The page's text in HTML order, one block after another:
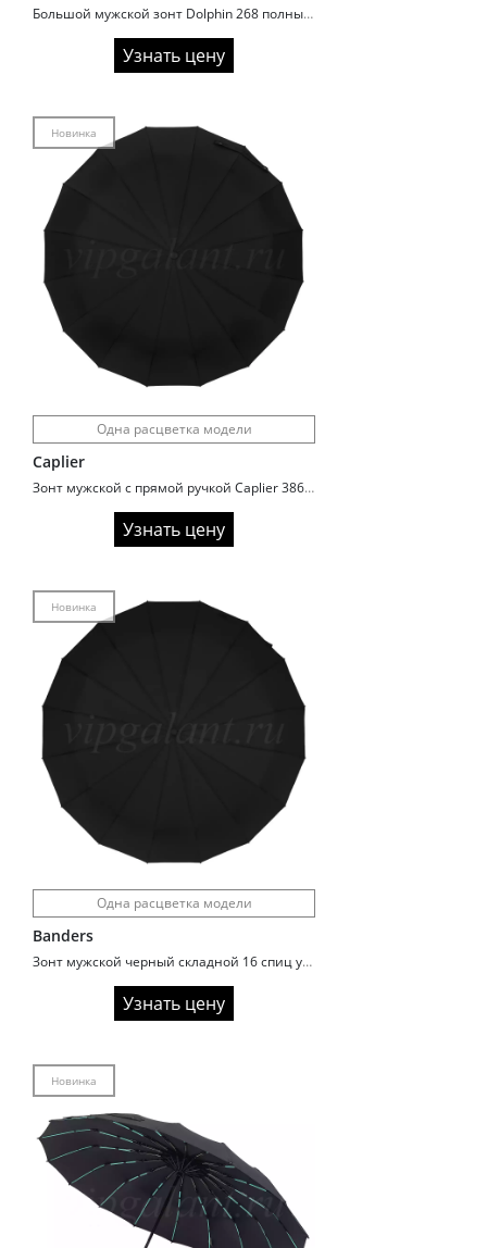
Большой мужской зонт Dolphin 268 полный автомат
Узнать цену
Новинка
Одна расцветка модели
Caplier
Зонт мужской с прямой ручкой Caplier 3864 Усиленный каркас
Узнать цену
Новинка
Одна расцветка модели
Banders
Зонт мужской черный складной 16 спиц усиленный A1998
Узнать цену
Новинка